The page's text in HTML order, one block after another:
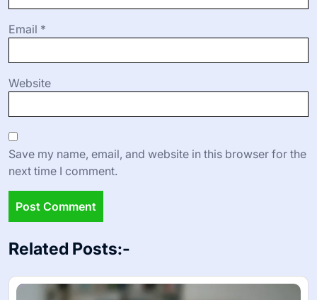
Email *
Website
Save my name, email, and website in this browser for the
next time I comment.
Related Posts:-